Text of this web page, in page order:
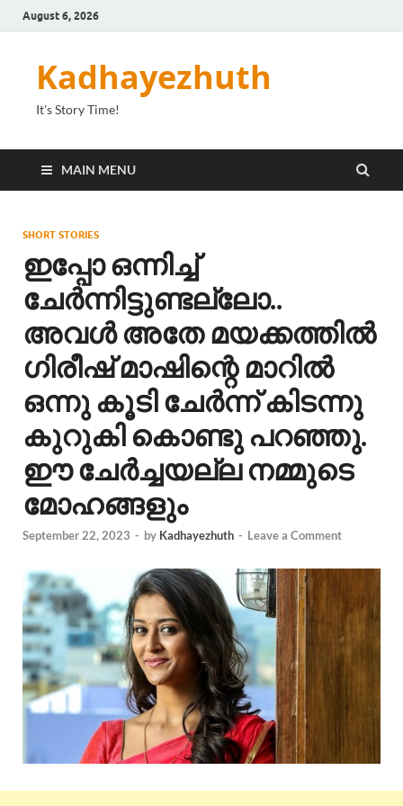
August 6, 2026
Kadhayezhuth
It's Story Time!
MAIN MENU
SHORT STORIES
ഇപ്പോ ഒന്നിച്ച്
ചേർന്നിട്ടുണ്ടല്ലോ..
അവൾ അതേ മയക്കത്തിൽ
ഗിരീഷ് മാഷിന്റെ മാറിൽ
ഒന്നു കൂടി ചേർന്ന് കിടന്നു
കുറുകി കൊണ്ടു പറഞ്ഞു.
ഈ ചേർച്ചയല്ല നമ്മുടെ
മോഹങ്ങളും
September 22, 2023 - by Kadhayezhuth - Leave a Comment